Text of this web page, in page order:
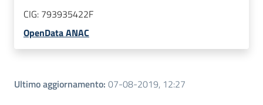
CIG: 793935422F
OpenData ANAC
Ultimo aggiornamento: 07-08-2019, 12:27